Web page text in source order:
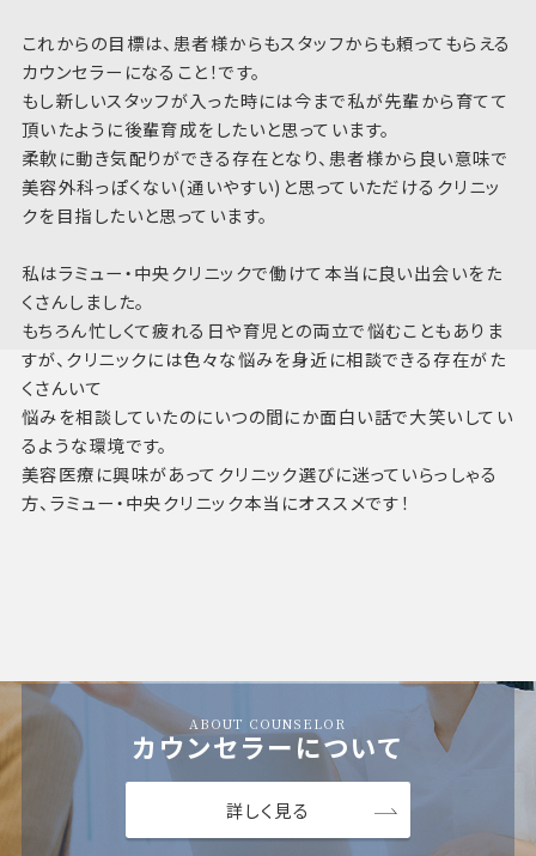
これからの目標は、患者様からもスタッフからも頼ってもらえる
カウンセラーになること！です。
もし新しいスタッフが入った時には今まで私が先輩から育てて
頂いたように後輩育成をしたいと思っています。
柔軟に動き気配りができる存在となり、患者様から良い意味で
美容外科っぽくない(通いやすい)と思っていただけるクリニッ
クを目指したいと思っています。
私はラミュー・中央クリニックで働けて本当に良い出会いをた
くさんしました。
もちろん忙しくて疲れる日や育児との両立で悩むこともありま
すが、クリニックには色々な悩みを身近に相談できる存在がた
くさんいて
悩みを相談していたのにいつの間にか面白い話で大笑いしてい
るような環境です。
美容医療に興味があってクリニック選びに迷っていらっしゃる
方、ラミュー・中央クリニック本当にオススメです！
ABOUT COUNSELOR
カウンセラーについて
詳しく見る